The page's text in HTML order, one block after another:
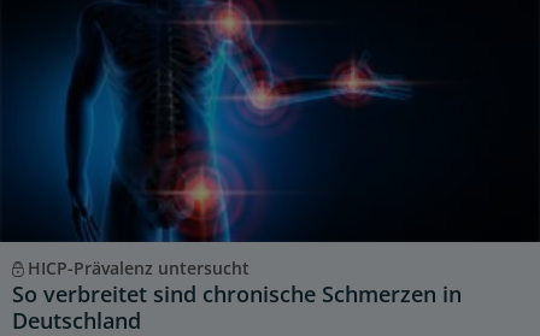
HICP-Prävalenz untersucht
So verbreitet sind chronische Schmerzen in
Deutschland